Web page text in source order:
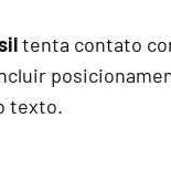
tenta contato
texto.